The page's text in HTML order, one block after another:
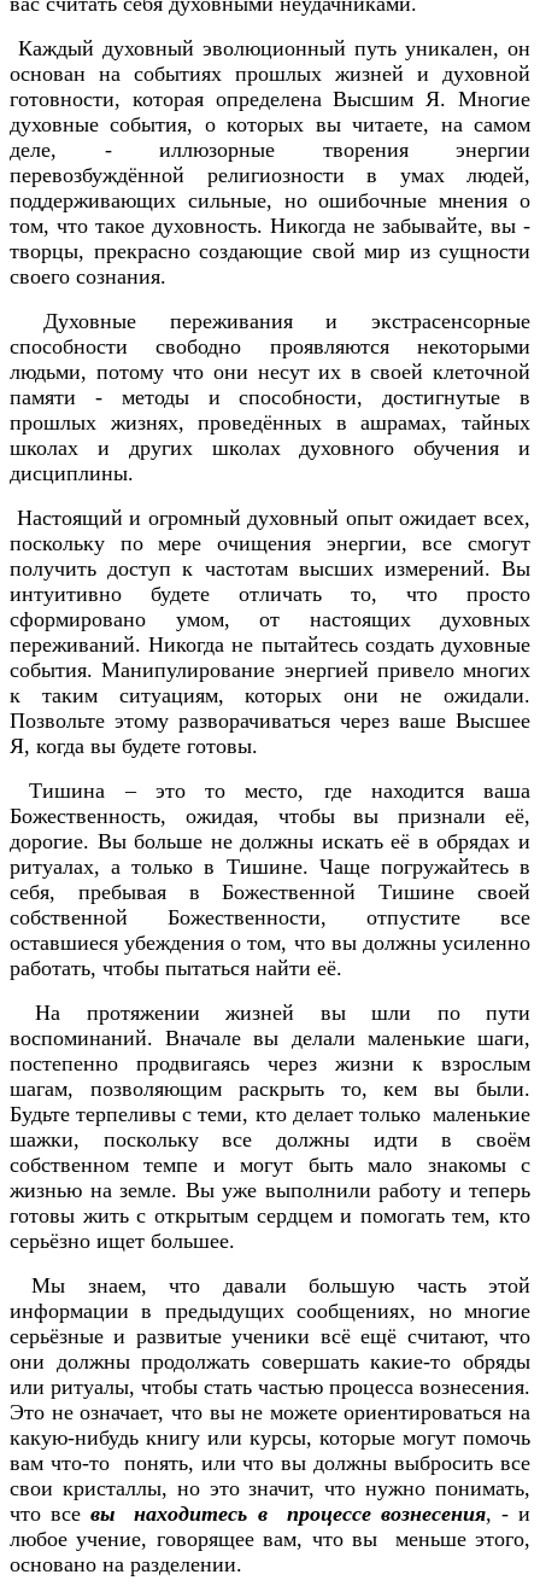
Каждый духовный эволюционный путь уникален, он
основан на событиях прошлых жизней и духовной
готовности, которая определена Высшим Я. Многие
духовные события, о которых вы читаете, на самом
деле, - иллюзорные творения энергии
перевозбуждённой религиозности в умах людей,
поддерживающих сильные, но ошибочные мнения о
том, что такое духовность. Никогда не забывайте, вы -
творцы, прекрасно создающие свой мир из сущности
своего сознания.
Духовные переживания и экстрасенсорные
способности свободно проявляются некоторыми
людьми, потому что они несут их в своей клеточной
памяти - методы и способности, достигнутые в
прошлых жизнях, проведённых в ашрамах, тайных
школах и других школах духовного обучения и
дисциплины.
Настоящий и огромный духовный опыт ожидает всех,
поскольку по мере очищения энергии, все смогут
получить доступ к частотам высших измерений. Вы
интуитивно будете отличать то, что просто
сформировано умом, от настоящих духовных
переживаний. Никогда не пытайтесь создать духовные
события. Манипулирование энергией привело многих
к таким ситуациям, которых они не ожидали.
Позвольте этому разворачиваться через ваше Высшее
Я, когда вы будете готовы.
Тишина – это то место, где находится ваша
Божественность, ожидая, чтобы вы признали её,
дорогие. Вы больше не должны искать её в обрядах и
ритуалах, а только в Тишине. Чаще погружайтесь в
себя, пребывая в Божественной Тишине своей
собственной Божественности, отпустите все
оставшиеся убеждения о том, что вы должны усиленно
работать, чтобы пытаться найти её.
На протяжении жизней вы шли по пути
воспоминаний. Вначале вы делали маленькие шаги,
постепенно продвигаясь через жизни к взрослым
шагам, позволяющим раскрыть то, кем вы были.
Будьте терпеливы с теми, кто делает только маленькие
шажки, поскольку все должны идти в своём
собственном темпе и могут быть мало знакомы с
жизнью на земле. Вы уже выполнили работу и теперь
готовы жить с открытым сердцем и помогать тем, кто
серьёзно ищет большее.
Мы знаем, что давали большую часть этой
информации в предыдущих сообщениях, но многие
серьёзные и развитые ученики всё ещё считают, что
они должны продолжать совершать какие-то обряды
или ритуалы, чтобы стать частью процесса вознесения.
Это не означает, что вы не можете ориентироваться на
какую-нибудь книгу или курсы, которые могут помочь
вам что-то понять, или что вы должны выбросить все
свои кристаллы, но это значит, что нужно понимать,
что всевы находитесь в процессе вознесения, - и
любое учение, говорящее вам, что вы меньше этого,
основано на разделении.